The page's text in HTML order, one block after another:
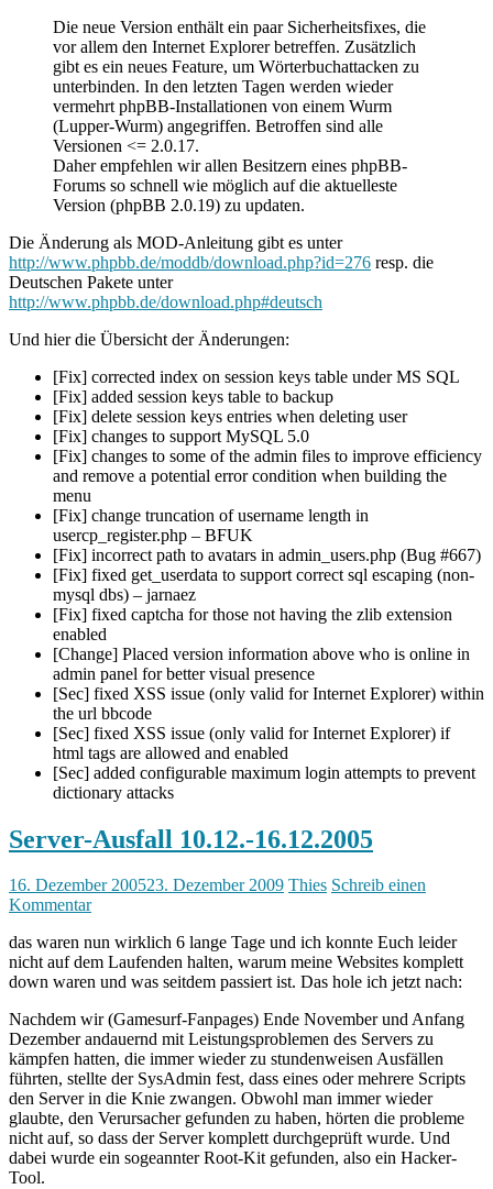
Die neue Version enthält ein paar Sicherheitsfixes, die
vor allem den Internet Explorer betreffen. Zusätzlich
gibt es ein neues Feature, um Wörterbuchattacken zu
unterbinden. In den letzten Tagen werden wieder
vermehrt phpBB-Installationen von einem Wurm
(Lupper-Wurm) angegriffen. Betroffen sind alle
Versionen <= 2.0.17.
Daher empfehlen wir allen Besitzern eines phpBB-
Forums so schnell wie möglich auf die aktuelleste
Version (phpBB 2.0.19) zu updaten.
Die Änderung als MOD-Anleitung gibt es unter
http://www.phpbb.de/moddb/download.php?id=276 resp. die
Deutschen Pakete unter
http://www.phpbb.de/download.php#deutsch
Und hier die Übersicht der Änderungen:
[Fix] corrected index on session keys table under MS SQL
[Fix] added session keys table to backup
[Fix] delete session keys entries when deleting user
[Fix] changes to support MySQL 5.0
[Fix] changes to some of the admin files to improve efficiency
and remove a potential error condition when building the
menu
[Fix] change truncation of username length in
usercp_register.php – BFUK
[Fix] incorrect path to avatars in admin_users.php (Bug #667)
[Fix] fixed get_userdata to support correct sql escaping (non-
mysql dbs) – jarnaez
[Fix] fixed captcha for those not having the zlib extension
enabled
[Change] Placed version information above who is online in
admin panel for better visual presence
[Sec] fixed XSS issue (only valid for Internet Explorer) within
the url bbcode
[Sec] fixed XSS issue (only valid for Internet Explorer) if
html tags are allowed and enabled
[Sec] added configurable maximum login attempts to prevent
dictionary attacks
Server-Ausfall 10.12.-16.12.2005
16. Dezember 200523. Dezember 2009 Thies Schreib einen
Kommentar
das waren nun wirklich 6 lange Tage und ich konnte Euch leider
nicht auf dem Laufenden halten, warum meine Websites komplett
down waren und was seitdem passiert ist. Das hole ich jetzt nach:
Nachdem wir (Gamesurf-Fanpages) Ende November und Anfang
Dezember andauernd mit Leistungsproblemen des Servers zu
kämpfen hatten, die immer wieder zu stundenweisen Ausfällen
führten, stellte der SysAdmin fest, dass eines oder mehrere Scripts
den Server in die Knie zwangen. Obwohl man immer wieder
glaubte, den Verursacher gefunden zu haben, hörten die probleme
nicht auf, so dass der Server komplett durchgeprüft wurde. Und
dabei wurde ein sogeannter Root-Kit gefunden, also ein Hacker-
Tool.